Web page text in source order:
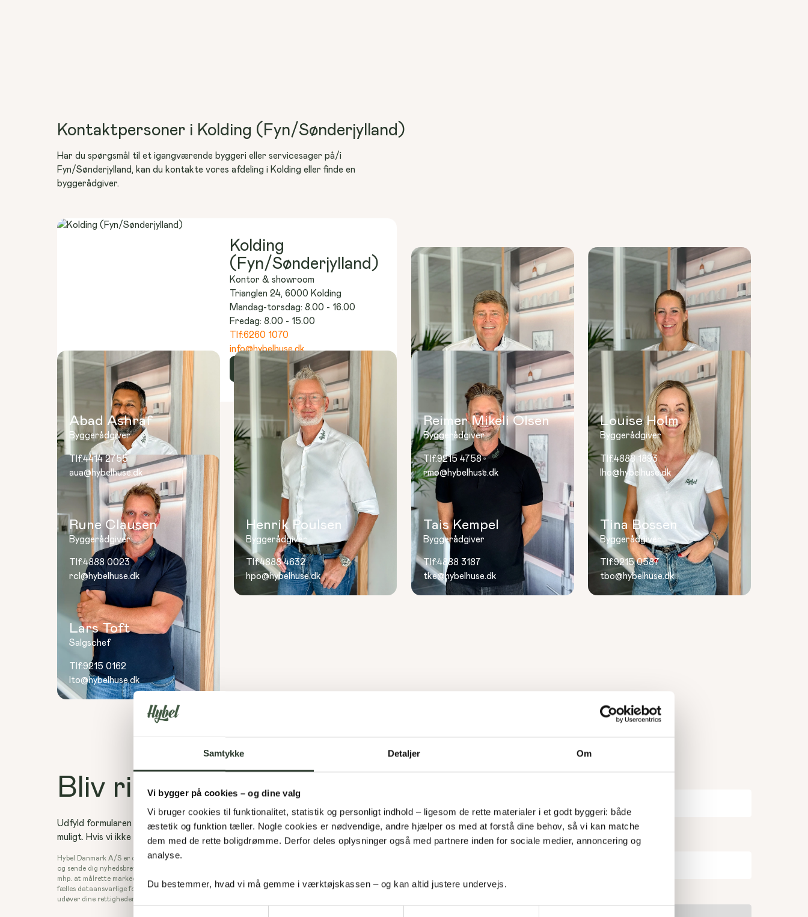
Samtykke Detaljer Om
Vi bygger på cookies – og dine valg
Vi bruger cookies til funktionalitet, statistik og personligt indhold – ligesom de rette materialer i et godt byggeri: både
æstetik og funktion tæller. Nogle cookies er nødvendige, andre hjælper os med at forstå dine behov, så vi kan matche
dem med de rette boligdrømme. Derfor deles oplysninger også med partnere inden for sociale medier, annoncering og
analyse.
Du bestemmer, hvad vi må gemme i værktøjskassen – og kan altid justere undervejs.
Kontaktpersoner i Kolding (Fyn/Sønderjylland)
Har du spørgsmål til et igangværende byggeri eller servicesager på/i
Fyn/Sønderjylland, kan du kontakte vores afdeling i Kolding eller finde en
byggerådgiver.
Kolding
(Fyn/Sønderjylland)
Kontor & showroom
Trianglen 24, 6000 Kolding
Mandag-torsdag: 8.00 - 16.00
Fredag: 8.00 - 15.00
Tlf:6260 1070
info@hybelhuse.dk
Abad Ashraf
Byggerådgiver
Tlf:4414 2755
aua@hybelhuse.dk
Reimer Mikeli Olsen
Byggerådgiver
Tlf:9215 4758
rmo@hybelhuse.dk
Louise Holm
Byggerådgiver
Tlf:4888 1893
lho@hybelhuse.dk
Rune Clausen
Byggerådgiver
Tlf:4888 0023
rcl@hybelhuse.dk
Henrik Poulsen
Byggerådgiver
Tlf:4888 4632
hpo@hybelhuse.dk
Tais Kempel
Byggerådgiver
Tlf:4888 3187
tke@hybelhuse.dk
Tina Bossen
Byggerådgiver
Tlf:9215 0587
tbo@hybelhuse.dk
Lars Toft
Salgschef
Tlf:9215 0162
lto@hybelhuse.dk
Bliv ringet op
Udfyld formularen og bliv kontaktet af en byggerådgiver på telefon hurtigst
muligt. Hvis vi ikke kan få fat i dig på telefonen, sender vi en mail.
Hybel Danmark A/S er dataansvarlig. Vi behandler dine personoplysninger for at kunne kontakte dig
og sende dig nyhedsbreve. Derudover videregives din e-mailadresse til Meta, Pinterest og Google
mhp. at målrette markedsføring. Hybel Danmark er sammen med hhv. Meta, Pinterest og Google
fælles dataansvarlige for denne behandling. Læs mere i vores privatlivspolitik, herunder hvordan du
udøver dine rettigheder, fx retten til indsigt og til at gøre indsigelse mod behandlingen.
Telefonnummer* E-mail*